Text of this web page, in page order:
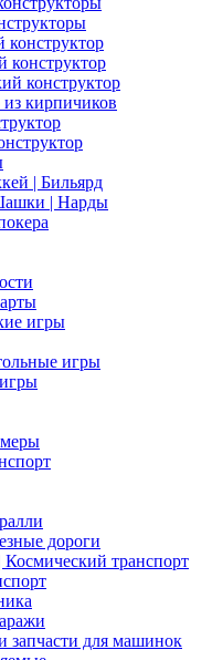
конструктор
конструктор
конструктор
кирпичиков
| Бильярд
| Нарды
игры
игры
дороги
транспорт
запчасти для машинок